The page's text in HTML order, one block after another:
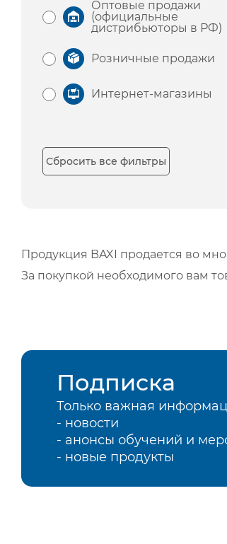
Оптовые продажи
(официальные
дистрибьюторы в РФ)
Розничные продажи
Интернет-магазины
Сбросить все фильтры
Продукция BAXI продается во
За покупкой необходимого вам
Подписка
Только важная
- новости
- анонсы обучений и
- новые продукты